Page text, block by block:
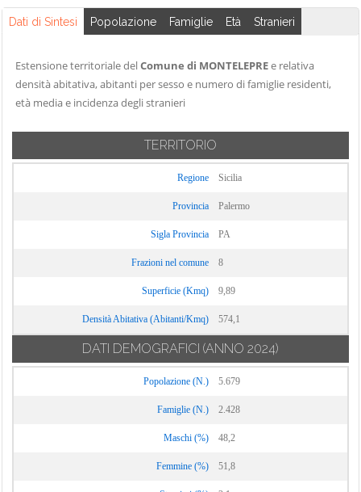
Sicilia
Partinico
Villafrati
Dati di Sintesi Popolazione Famiglie Età Stranieri
Estensione territoriale delComune di MONTELEPREe relativa
densità abitativa, abitanti per sesso e numero di famiglie residenti,
età media e incidenza degli stranieri
TERRITORIO
Regione Sicilia
Provincia Palermo
Sigla Provincia PA
Frazioni nel comune 8
Superficie (Kmq) 9,89
Densità Abitativa (Abitanti/Kmq) 574,1
DATI DEMOGRAFICI (ANNO 2024)
Popolazione (N.) 5.679
Famiglie (N.) 2.428
Maschi (%) 48,2
Femmine (%) 51,8